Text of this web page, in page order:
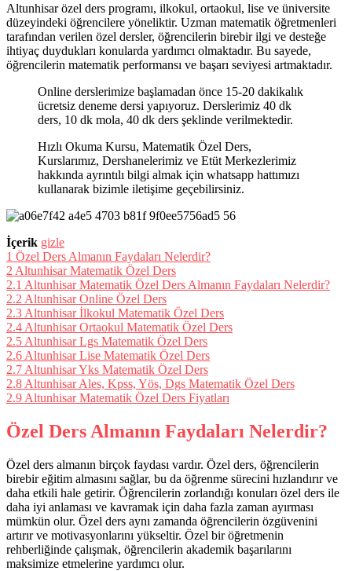
Altunhisar özel ders programı, ilkokul, ortaokul, lise ve üniversite
düzeyindeki öğrencilere yöneliktir. Uzman matematik öğretmenleri
tarafından verilen özel dersler, öğrencilerin birebir ilgi ve desteğe
ihtiyaç duydukları konularda yardımcı olmaktadır. Bu sayede,
öğrencilerin matematik performansı ve başarı seviyesi artmaktadır.
Online derslerimize başlamadan önce 15-20 dakikalık
ücretsiz deneme dersi yapıyoruz. Derslerimiz 40 dk
ders, 10 dk mola, 40 dk ders şeklinde verilmektedir.
Hızlı Okuma Kursu, Matematik Özel Ders,
Kurslarımız, Dershanelerimiz ve Etüt Merkezlerimiz
hakkında ayrıntılı bilgi almak için whatsapp hattımızı
kullanarak bizimle iletişime geçebilirsiniz.
İçerik gizle
1 Özel Ders Almanın Faydaları Nelerdir?
2 Altunhisar Matematik Özel Ders
2.1 Altunhisar Matematik Özel Ders Almanın Faydaları Nelerdir?
2.2 Altunhisar Online Özel Ders
2.3 Altunhisar İlkokul Matematik Özel Ders
2.4 Altunhisar Ortaokul Matematik Özel Ders
2.5 Altunhisar Lgs Matematik Özel Ders
2.6 Altunhisar Lise Matematik Özel Ders
2.7 Altunhisar Yks Matematik Özel Ders
2.8 Altunhisar Ales, Kpss, Yös, Dgs Matematik Özel Ders
2.9 Altunhisar Matematik Özel Ders Fiyatları
Özel Ders Almanın Faydaları Nelerdir?
Özel ders almanın birçok faydası vardır. Özel ders, öğrencilerin
birebir eğitim almasını sağlar, bu da öğrenme sürecini hızlandırır ve
daha etkili hale getirir. Öğrencilerin zorlandığı konuları özel ders ile
daha iyi anlaması ve kavramak için daha fazla zaman ayırması
mümkün olur. Özel ders aynı zamanda öğrencilerin özgüvenini
artırır ve motivasyonlarını yükseltir. Özel bir öğretmenin
rehberliğinde çalışmak, öğrencilerin akademik başarılarını
maksimize etmelerine yardımcı olur.